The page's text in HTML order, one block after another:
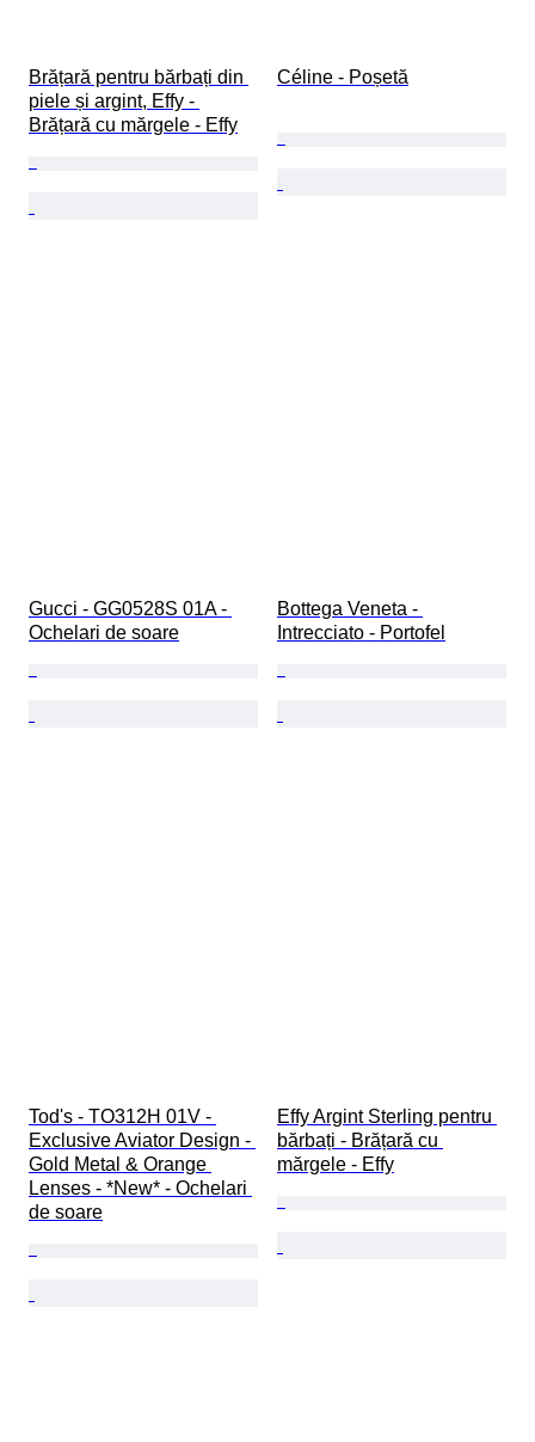
Brățară pentru bărbați din
piele și argint, Effy -
Brățară cu mărgele - Effy
Céline - Poșetă
Gucci - GG0528S 01A -
Ochelari de soare
Bottega Veneta -
Intrecciato - Portofel
Tod's - TO312H 01V -
Exclusive Aviator Design -
Gold Metal & Orange
Lenses - *New* - Ochelari
de soare
Effy Argint Sterling pentru
bărbați - Brățară cu
mărgele - Effy